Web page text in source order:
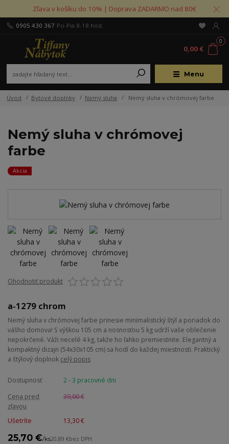
Zľava v košíku do 10% | Doprava ZADARMO nad 80€
Menu
0905 430 367 Po-Pia 8-18 hod.
0
0,00 €
Úvod Bytové doplnky Nemý sluha Nemý sluha v chrómovej farbe
Nemý sluha v chrómovej
farbe
Akcia
Ohodnotiť produkt
a-1279 chrom
Nemý sluha v chrómovej farbe prinesie minimalistický štýl a poriadok do
vášho domova! S výškou 105 cm a nosnosťou 5 kg udrží vaše oblečenie
nepokrčené. Váži necelé 4 kg, takže ho ľahko premiestnite. Elegantný a
kompaktný dizajn (54x30x105 cm) sa hodí do každej miestnosti. Praktický
a štýlový doplnok celý popis
Dostupnosť
2 - 3 pracovné dni
Cena pred
zľavou
39,00 €
Ušetríte 13,30 €
25,70 €/ks20,89 €bez DPH